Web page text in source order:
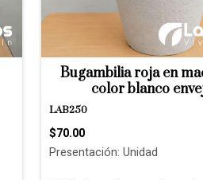
Bugambilia roja en
color blanco
LAB250
$70.00
Presentación: Unidad